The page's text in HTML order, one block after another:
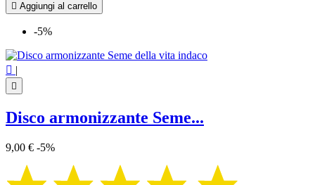
 Aggiungi al carrello
-5%
 |

Disco armonizzante Seme...
9,00 € -5%